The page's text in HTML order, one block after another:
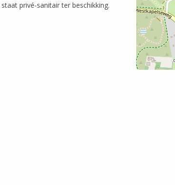
privé-sanitair ter beschikking.